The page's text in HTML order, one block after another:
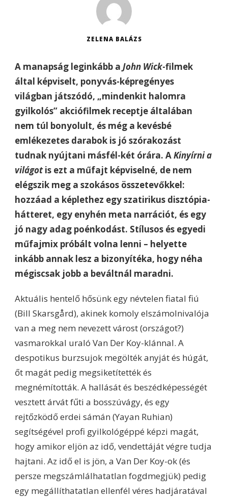
ZELENA BALÁZS
A manapság leginkább a John Wick-filmek
által képviselt, ponyvás-képregényes
világban játszódó, „mindenkit halomra
gyilkolós” akciófilmek receptje általában
nem túl bonyolult, és még a kevésbé
emlékezetes darabok is jó szórakozást
tudnak nyújtani másfél-két órára. AKinyírni a
világotis ezt a műfajt képviselné, de nem
elégszik meg a szokásos összetevőkkel:
hozzáad a képlethez egy szatirikus disztópia-
hátteret, egy enyhén meta narrációt, és egy
jó nagy adag poénkodást. Stílusos és egyedi
műfajmix próbált volna lenni – helyette
inkább annak lesz a bizonyítéka, hogy néha
mégiscsak jobb a beváltnál maradni.
Aktuális hentelő hősünk egy névtelen fiatal fiú
(Bill Skarsgård), akinek komoly elszámolnivalója
van a meg nem nevezett várost (országot?)
vasmarokkal uraló Van Der Koy-klánnal. A
despotikus burzsujok megölték anyját és húgát,
őt magát pedig megsiketítették és
megnémították. A hallását és beszédképességét
vesztett árvát fűti a bosszúvágy, és egy
rejtőzködő erdei sámán (Yayan Ruhian)
segítségével profi gyilkológéppé képzi magát,
hogy amikor eljön az idő, vendettáját végre tudja
hajtani. Az idő el is jön, a Van Der Koy-ok (és
persze megszámlálhatatlan fogdmegjük) pedig
egy megállíthatatlan ellenfél véres hadjáratával